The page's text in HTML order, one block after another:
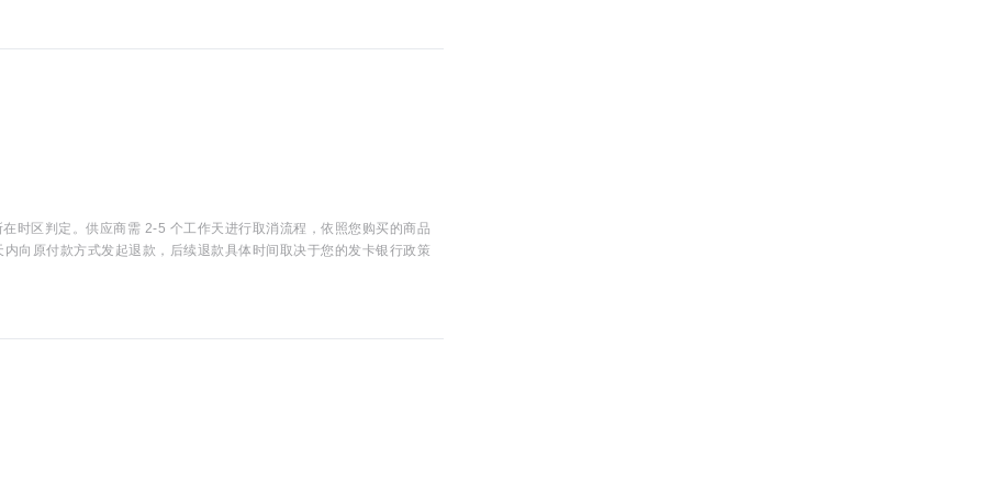
时区判定。供应商需 2-5 个工作天进行取消流程，依照您购买的商品
向原付款方式发起退款，后续退款具体时间取决于您的发卡银行政策